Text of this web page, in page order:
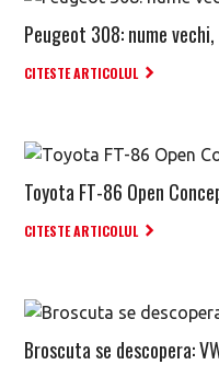
Peugeot 308: nume
CITESTE ARTICOLUL
Toyota FT-86 Open
CITESTE ARTICOLUL
Broscuta se descopera: